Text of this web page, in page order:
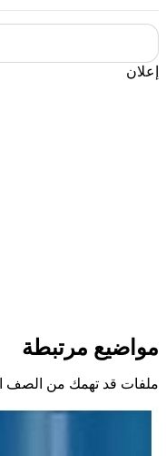
إعلان
مواضيع مرتبطة
ملفات قد تهمك من الصف